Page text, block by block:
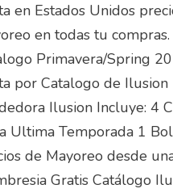
en Estados Unidos
en todas tu
Primavera/Spring
por Catalogo de Ilusion
Ilusion Incluye: 4
Ultima Temporada 1
de Mayoreo desde
Gratis Catálogo